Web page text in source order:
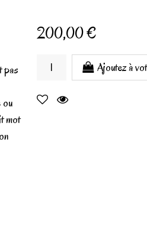
pas
ou
mot
200,00 €
Ajoutez à